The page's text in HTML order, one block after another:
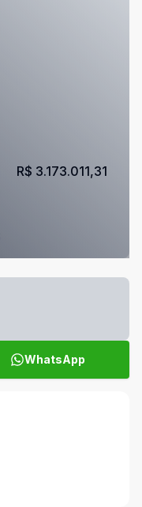
R$ 3.173.011,31
WhatsApp